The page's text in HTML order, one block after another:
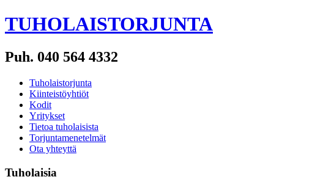
TUHOLAISTORJUNTA
Puh. 040 564 4332
Tuholaistorjunta
Kiinteistöyhtiöt
Kodit
Yritykset
Tietoa tuholaisista
Torjuntamenetelmät
Ota yhteyttä
Tuholaisia